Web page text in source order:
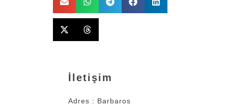
İletişim
Adres : Barbaros